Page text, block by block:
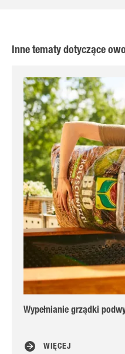
Inne tematy dotyczące
Wypełnianie grządki
WIĘCEJ